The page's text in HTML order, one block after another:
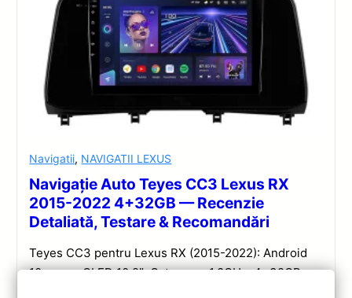
Navigatii, NAVIGATII LEXUS
Navigație Auto Teyes CC3 Lexus RX
2015-2022 4+32GB — Recenzie
Detaliată, Testare & Recomandări
Teyes CC3 pentru Lexus RX (2015-2022): Android
10, ecran QLED 10.2″, Octa-core 1.8GHz, 4+32GB,